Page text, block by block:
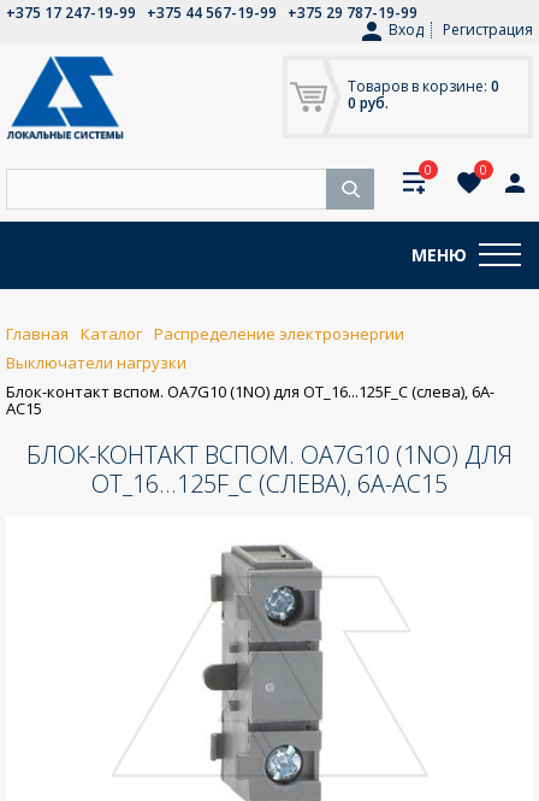
+375 17 247-19-99 +375 44 567-19-99
+375 29 787-19-99
Вход
Регистрация
Товаров в корзине: 0
0 руб.
0 0
МЕНЮ
Главная Каталог Распределение электроэнергии
Выключатели нагрузки
Блок-контакт вспом. OA7G10 (1NO) для OT_16...125F_C (слева), 6A-
AC15
БЛОК-КОНТАКТ ВСПОМ. OA7G10 (1NO) ДЛЯ
OT_16...125F_C (СЛЕВА), 6A-AC15